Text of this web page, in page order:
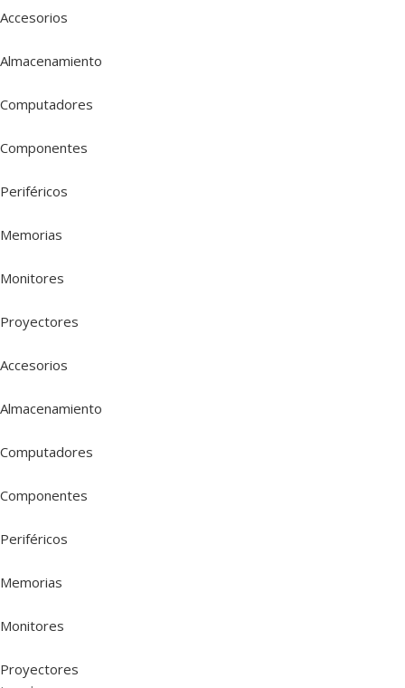
Accesorios
Almacenamiento
Computadores
Componentes
Periféricos
Memorias
Monitores
Proyectores
Accesorios
Almacenamiento
Computadores
Componentes
Periféricos
Memorias
Monitores
Proyectores